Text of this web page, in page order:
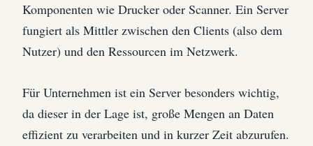
Komponenten wie Drucker oder Scanner. Ein Server
fungiert als Mittler zwischen den Clients (also dem
Nutzer) und den Ressourcen im Netzwerk.
Für Unternehmen ist ein Server besonders wichtig,
da dieser in der Lage ist, große Mengen an Daten
effizient zu verarbeiten und in kurzer Zeit abzurufen.